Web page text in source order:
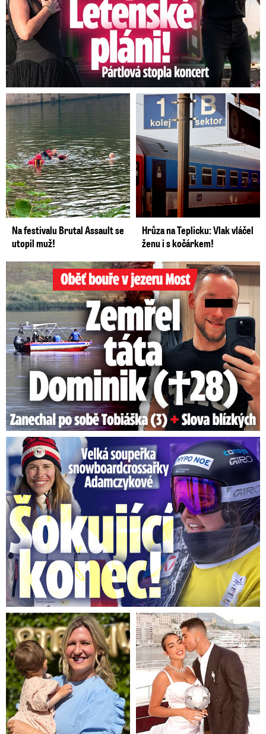
Na festivalu Brutal Assault se
utopil muž!
Hrůza na Teplicku: Vlak vláčel
ženu i s kočárkem!
Oběť bouře v jezeru Most: Zemřel táta Dominik (†28)
Velká soupeřka Adamczykové: Šokující konec!